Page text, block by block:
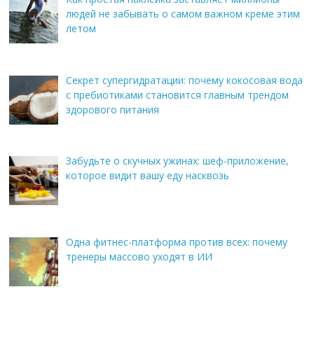
людей не забывать о самом важном креме этим
летом
Секрет супергидратации: почему кокосовая вода
с пребиотиками становится главным трендом
здорового питания
Забудьте о скучных ужинах: шеф-приложение,
которое видит вашу еду насквозь
Одна фитнес-платформа против всех: почему
тренеры массово уходят в ИИ